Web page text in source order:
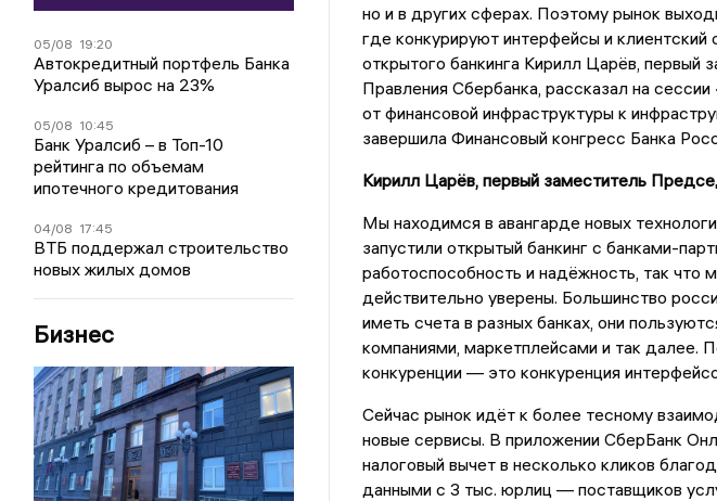
05/08 19:20
Автокредитный портфель Банка
Уралсиб вырос на 23%
05/08 10:45
Банк Уралсиб – в Топ-10
рейтинга по объемам
ипотечного кредитования
04/08 17:45
ВТБ поддержал строительство
новых жилых домов
Бизнес
но и в других сферах. Поэтому рынок
где конкурируют интерфейсы и
открытого банкинга Кирилл Царёв, первый
Правления Сбербанка, рассказал на
от финансовой инфраструктуры к
завершила Финансовый конгресс Банка
Кирилл Царёв, первый заместитель
Мы находимся в авангарде новых
запустили открытый банкинг с банками-
работоспособность и надёжность, так что
действительно уверены. Большинство
иметь счета в разных банках, они
компаниями, маркетплейсами и так далее.
конкуренции — это конкуренция
Сейчас рынок идёт к более тесному
новые сервисы. В приложении СберБанк
налоговый вычет в несколько кликов
данными с 3 тыс. юрлиц — поставщиков